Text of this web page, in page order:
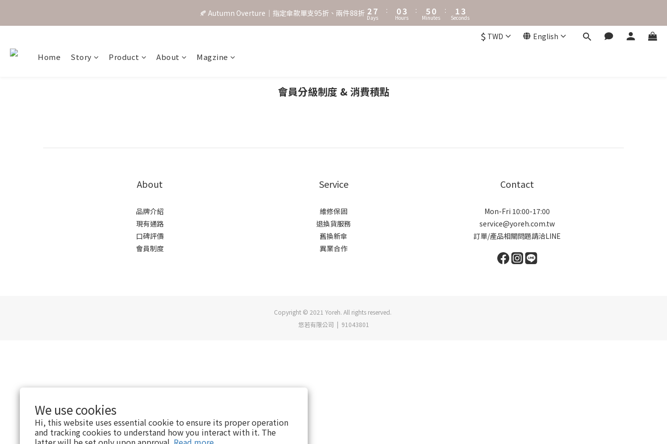
We use cookies
Hi, this website uses essential cookie to ensure its proper operation
and tracking cookies to understand how you interact with it. The
˖⋆꙳𝜗𝜚꙳. Shefa 沃野棕4款 全新上市˖⋆꙳𝜗𝜚꙳
🍂 Autumn Overture｜指定傘款單支95折、兩件88折 2
1
7
6
0
Days
:
03
2
Hours
:
5
4
0
Minutes
:
1
0
2
1
Seconds
$ TWD English
Home Story Product About Magzine
會員分級制度 & 消費積點
About
品牌介紹
現有通路
口碑評價
會員制度
Service
維修保固
退換貨服務
舊換新傘
異業合作
Contact
Mon-Fri 10:00-17:00
service@yoreh.com.tw
訂單/產品相關問題請洽LINE
Copyright © 2021 Yoreh. All rights reserved.
悠若有限公司 | 91043801